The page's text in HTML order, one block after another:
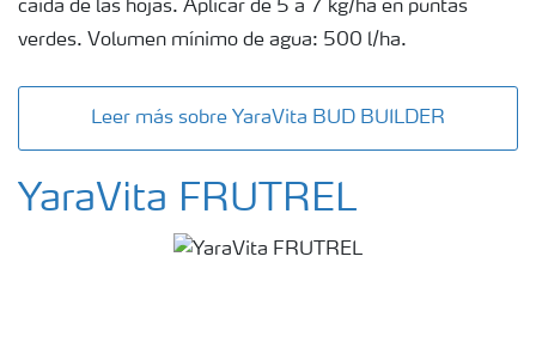
caída de las hojas. Aplicar de 5 a 7 kg/ha en puntas
verdes. Volumen mínimo de agua: 500 l/ha.
Leer más sobre YaraVita BUD BUILDER
YaraVita FRUTREL